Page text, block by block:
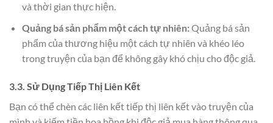
và thời gian thực hiện.
Quảng bá sản phẩm một cách tự nhiên:Quảng bá sản
phẩm của thương hiệu một cách tự nhiên và khéo léo
trong truyện của bạn để không gây khó chịu cho độc giả.
3.3. Sử Dụng Tiếp Thị Liên Kết
Bạn có thể chèn các liên kết tiếp thị liên kết vào truyện của